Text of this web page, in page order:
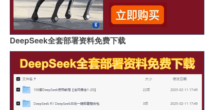
DeepSeek全套部署资料免费下载